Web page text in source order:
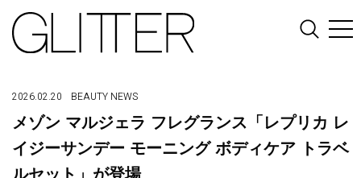
2026.02.20 BEAUTY NEWS
メゾン マルジェラ フレグランス「レプリカ レ
イジーサンデー モーニング ボディケア トラベ
ルセット」が登場